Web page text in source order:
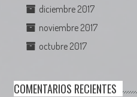
diciembre 2017
noviembre 2017
octubre 2017
COMENTARIOS RECIENTES